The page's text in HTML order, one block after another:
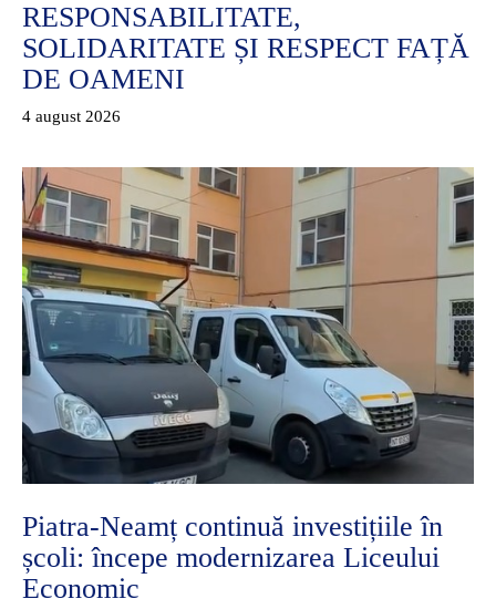
RESPONSABILITATE,
SOLIDARITATE ȘI RESPECT FAȚĂ
DE OAMENI
4 august 2026
Piatra-Neamț continuă investițiile în
școli: începe modernizarea Liceului
Economic